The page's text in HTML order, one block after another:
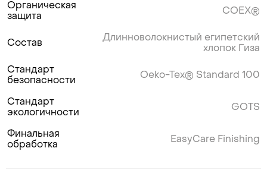
Органическая
защита
COEX®
Состав
Длинноволокнистый египетский
хлопок Гиза
Стандарт
безопасности
Oeko-Tex® Standard 100
Стандарт
экологичности
GOTS
Финальная
обработка
EasyCare Finishing